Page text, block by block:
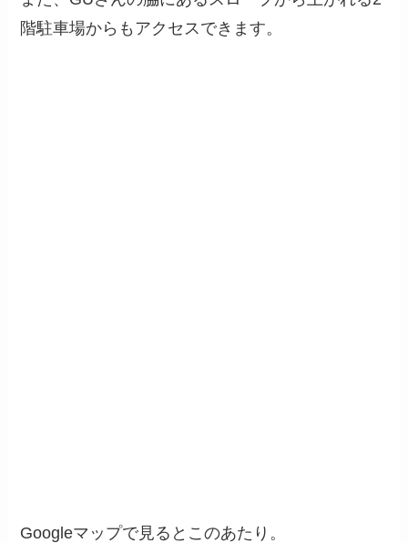
階駐車場からもアクセスできます。
Googleマップで見るとこのあたり。